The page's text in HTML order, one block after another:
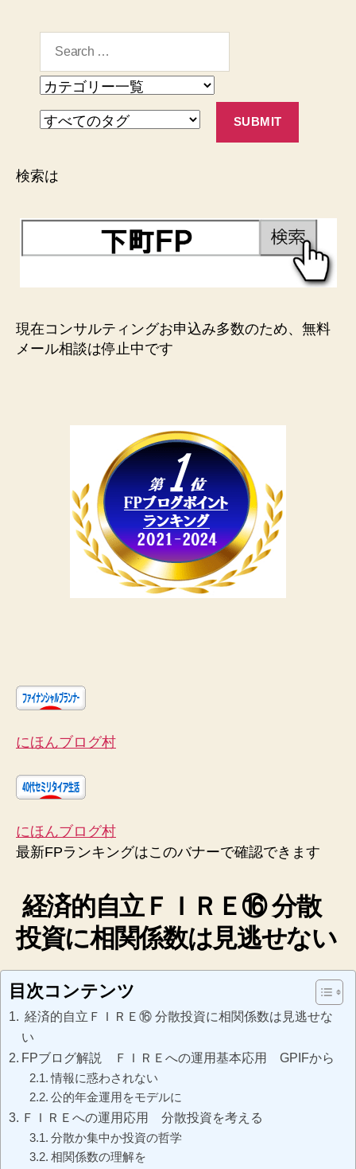
検索は
現在コンサルティングお申込み多数のため、無料
メール相談は停止中です
にほんブログ村
にほんブログ村
最新FPランキングはこのバナーで確認できます
経済的自立ＦＩＲＥ⑯ 分散
投資に相関係数は見逃せない
目次コンテンツ
経済的自立ＦＩＲＥ⑯ 分散投資に相関係数は見逃せな
い
FPブログ解説 ＦＩＲＥへの運用基本応用 GPIFから
情報に惑わされない
公的年金運用をモデルに
ＦＩＲＥへの運用応用 分散投資を考える
分散か集中か投資の哲学
相関係数の理解を